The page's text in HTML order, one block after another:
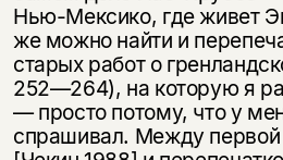
Нью-Мексико, где живет
же можно найти и
старых работ о
252—264), на которую я
— просто потому, что у
спрашивал. Между первой